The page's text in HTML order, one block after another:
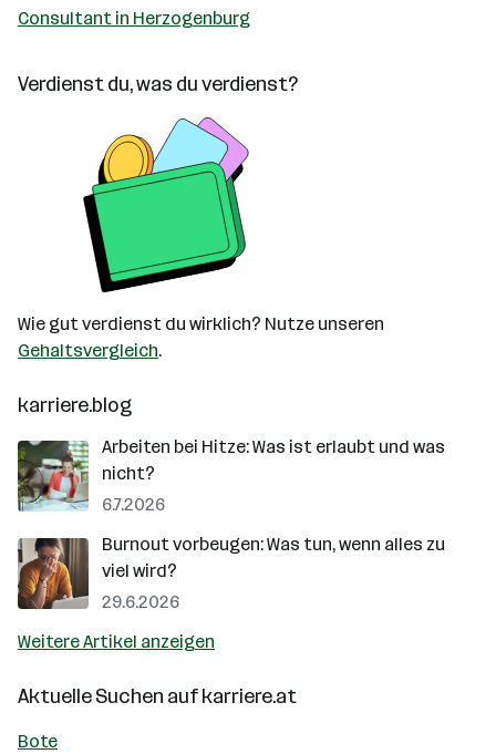
Consultant in Herzogenburg
Verdienst du, was du verdienst?
Wie gut verdienst du wirklich? Nutze unseren
Gehaltsvergleich.
karriere.blog
Arbeiten bei Hitze: Was ist erlaubt und was
nicht?
6.7.2026
Burnout vorbeugen: Was tun, wenn alles zu
viel wird?
29.6.2026
Weitere Artikel anzeigen
Aktuelle Suchen aufkarriere.at
Bote